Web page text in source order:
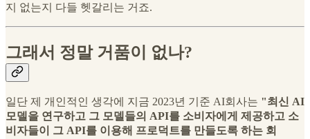
지 없는지 다들 헷갈리는 거죠.
그래서 정말 거품이 없나?
일단 제 개인적인 생각에 지금 2023년 기준 AI회사는 "최신 AI
모델을 연구하고 그 모델들의 API를 소비자에게 제공하고 소
비자들이 그 API를 이용해 프로덕트를 만들도록 하는 회